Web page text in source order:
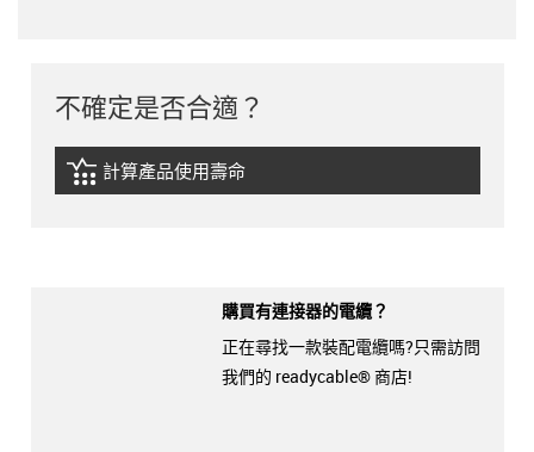
不確定是否合適？
igus-icon-lebensdauerrechner
計算產品使用壽命
購買有連接器的電纜？
正在尋找一款裝配電纜嗎?只需訪問
我們的 readycable® 商店!